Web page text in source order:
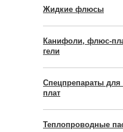
Жидкие флюсы
Канифоли, флюс-
гели
Спецпрепараты для
плат
Теплопроводные